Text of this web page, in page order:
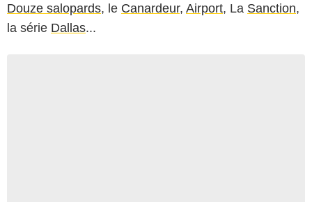
Douze salopards, le Canardeur, Airport, La Sanction,
la série Dallas...